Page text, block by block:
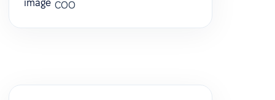
COO